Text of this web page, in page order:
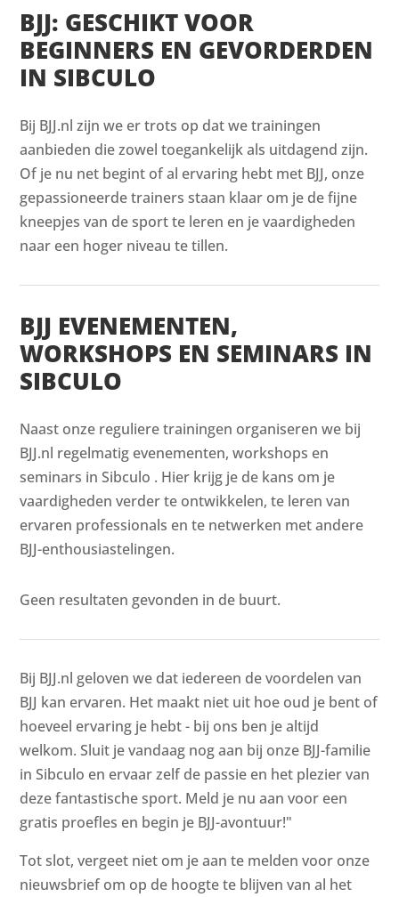
BJJ: GESCHIKT VOOR
BEGINNERS EN GEVORDERDEN
IN SIBCULO
Bij BJJ.nl zijn we er trots op dat we trainingen
aanbieden die zowel toegankelijk als uitdagend zijn.
Of je nu net begint of al ervaring hebt met BJJ, onze
gepassioneerde trainers staan klaar om je de fijne
kneepjes van de sport te leren en je vaardigheden
naar een hoger niveau te tillen.
BJJ EVENEMENTEN,
WORKSHOPS EN SEMINARS IN
SIBCULO
Naast onze reguliere trainingen organiseren we bij
BJJ.nl regelmatig evenementen, workshops en
seminars in Sibculo . Hier krijg je de kans om je
vaardigheden verder te ontwikkelen, te leren van
ervaren professionals en te netwerken met andere
BJJ-enthousiastelingen.
Geen resultaten gevonden in de buurt.
Bij BJJ.nl geloven we dat iedereen de voordelen van
BJJ kan ervaren. Het maakt niet uit hoe oud je bent of
hoeveel ervaring je hebt - bij ons ben je altijd
welkom. Sluit je vandaag nog aan bij onze BJJ-familie
in Sibculo en ervaar zelf de passie en het plezier van
deze fantastische sport. Meld je nu aan voor een
gratis proefles en begin je BJJ-avontuur!"
Tot slot, vergeet niet om je aan te melden voor onze
nieuwsbrief om op de hoogte te blijven van al het